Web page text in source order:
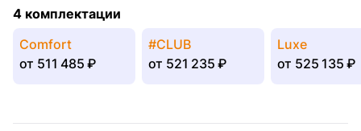
4 комплектации
Comfort
от 511 485 ₽
#CLUB
от 521 235 ₽
Luxe
от 525 135 ₽